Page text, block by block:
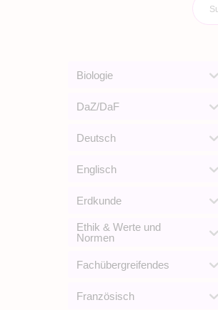
Biologie
DaZ/DaF
Deutsch
Englisch
Erdkunde
Ethik & Werte und
Normen
Fachübergreifendes
Französisch